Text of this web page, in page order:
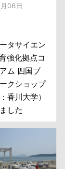
ース
ー防犯ボラ
間中の学童
インター
ュリティ教
授業を初開
ホ利用が急
み、小学生
ラブルを防
06日
タサイエン
強化拠点コ
ム 四国ブ
クショップ
香川大学）
した